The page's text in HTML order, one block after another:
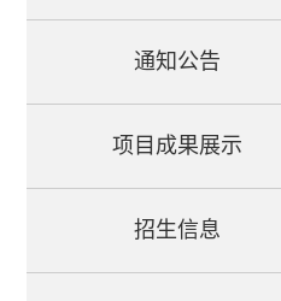
通知公告
项目成果展示
招生信息